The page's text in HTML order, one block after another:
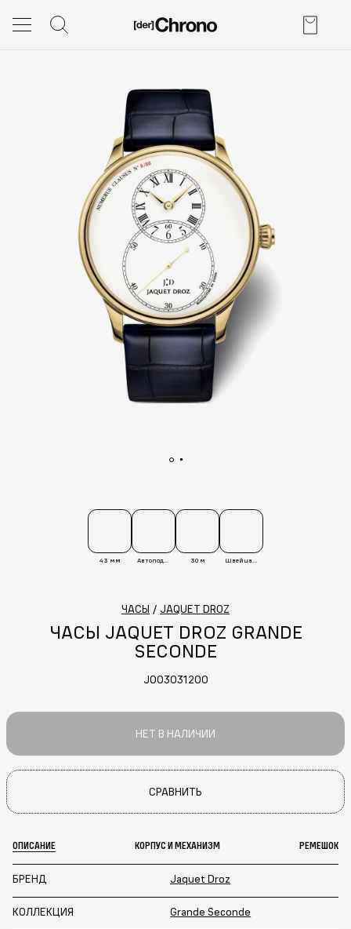
43 мм 30 м
ЧАСЫ / JAQUET DROZ
ЧАСЫ JAQUET DROZ GRANDE
SECONDE
J003031200
НЕТ В НАЛИЧИИ
СРАВНИТЬ
ОПИСАНИЕ КОРПУС И МЕХАНИЗМ РЕМЕШОК
БРЕНД Jaquet Droz
КОЛЛЕКЦИЯ Grande Seconde